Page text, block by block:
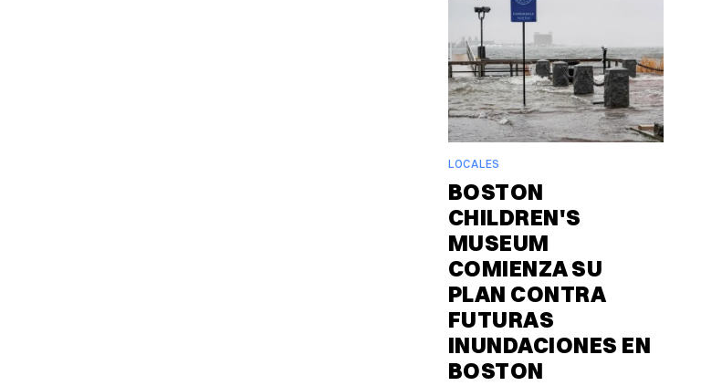
LOCALES
BOSTON
CHILDREN'S
MUSEUM
COMIENZA SU
PLAN CONTRA
FUTURAS
INUNDACIONES EN
BOSTON